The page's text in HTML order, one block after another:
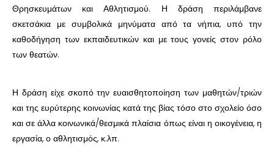
Θρησκευμάτων και Αθλητισμού. Η δράση περιλάμβανε
σκετσάκια με συμβολικά μηνύματα από τα νήπια, υπό την
καθοδήγηση των εκπαιδευτικών και με τους γονείς στον ρόλο
των θεατών.
Η δράση είχε σκοπό την ευαισθητοποίηση των μαθητών/τριών
και της ευρύτερης κοινωνίας κατά της βίας τόσο στο σχολείο όσο
και σε άλλα κοινωνικά/θεσμικά πλαίσια όπως είναι η οικογένεια, η
εργασία, ο αθλητισμός, κ.λπ.